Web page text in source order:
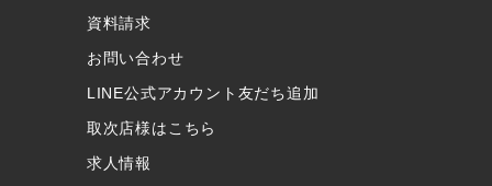
資料請求
お問い合わせ
LINE公式アカウント友だち追加
取次店様はこちら
求人情報